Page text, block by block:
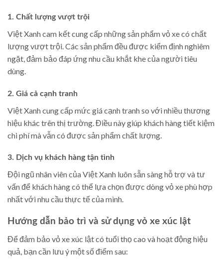
1. Chất lượng vượt trội
Việt Xanh cam kết cung cấp những sản phẩm vỏ xe có chất
lượng vượt trội. Các sản phẩm đều được kiểm định nghiêm
ngặt, đảm bảo đáp ứng nhu cầu khắt khe của người tiêu
dùng.
2. Giá cả cạnh tranh
Việt Xanh cung cấp mức giá cạnh tranh so với nhiều thương
hiệu khác trên thị trường. Điều này giúp khách hàng tiết kiệm
chi phí mà vẫn có được sản phẩm chất lượng.
3. Dịch vụ khách hàng tận tình
Đội ngũ nhân viên của Việt Xanh luôn sẵn sàng hỗ trợ và tư
vấn để khách hàng có thể lựa chọn được dòng vỏ xe phù hợp
nhất với nhu cầu thực tế của mình.
Hướng dẫn bảo trì và sử dụng vỏ xe xúc lật
Để đảm bảo vỏ xe xúc lật có tuổi thọ cao và hoạt động hiệu
quả, bạn cần lưu ý một số điểm sau: